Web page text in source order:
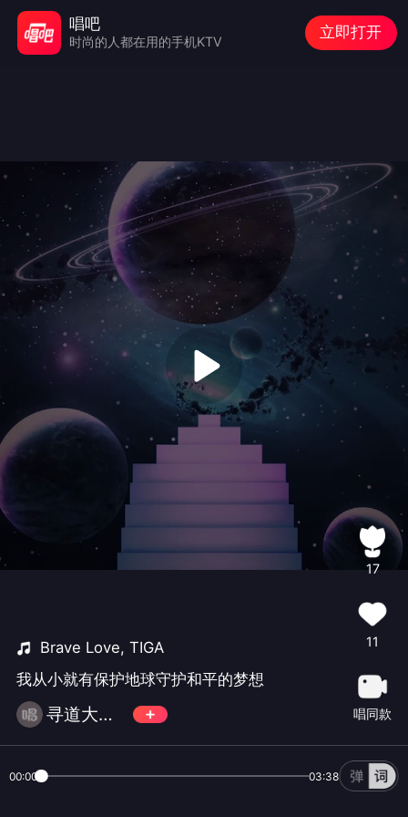
Brave Love, TIGA
我从小就有保护地球守护和平的梦想
寻道大千 - 敖焱
17
11
唱同款
00:00 03:38
唱吧
时尚的人都在用的手机KTV
立即打开